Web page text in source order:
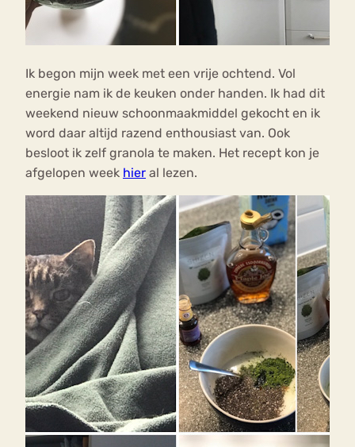
Ik begon mijn week met een vrije ochtend. Vol
energie nam ik de keuken onder handen. Ik had dit
weekend nieuw schoonmaakmiddel gekocht en ik
word daar altijd razend enthousiast van. Ook
besloot ik zelf granola te maken. Het recept kon je
afgelopen week hier al lezen.